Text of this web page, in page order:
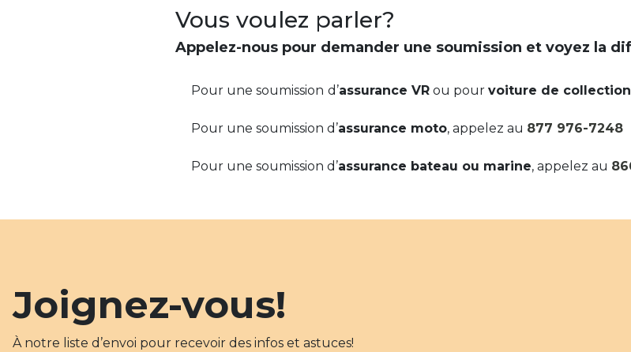
Vous voulez parler?
Appelez-nous pour demander une soumission et voyez la
Pour une soumission d’assurance VR ou pour voiture de collection
Pour une soumission d’assurance moto, appelez au 877 976-7248
Pour une soumission d’assurance bateau ou marine, appelez au
Joignez-vous!
À notre liste d’envoi pour recevoir des infos et astuces!